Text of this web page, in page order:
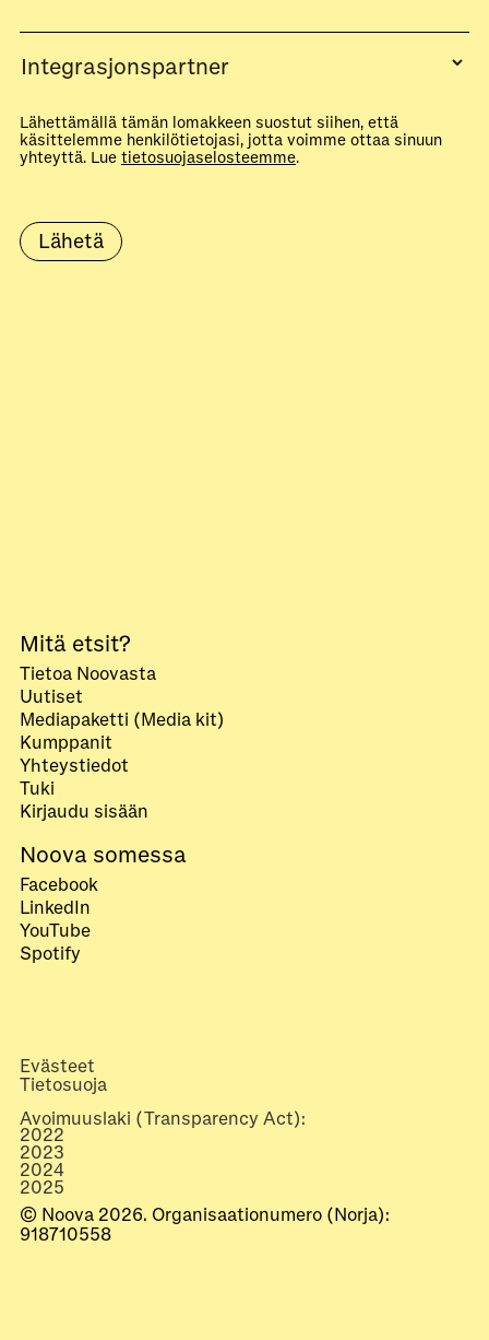
Lähettämällä tämän lomakkeen suostut siihen, että
käsittelemme henkilötietojasi, jotta voimme ottaa sinuun
yhteyttä. Lue tietosuojaselosteemme.
Mitä etsit?
Tietoa Noovasta
Uutiset
Mediapaketti (Media kit)
Kumppanit
Yhteystiedot
Tuki
Kirjaudu sisään
Noova somessa
Facebook
LinkedIn
YouTube
Spotify
Evästeet
Tietosuoja
© Noova 2026. Organisaationumero (Norja):
918710558
Avoimuuslaki (Transparency Act):
2022
2023
2024
2025